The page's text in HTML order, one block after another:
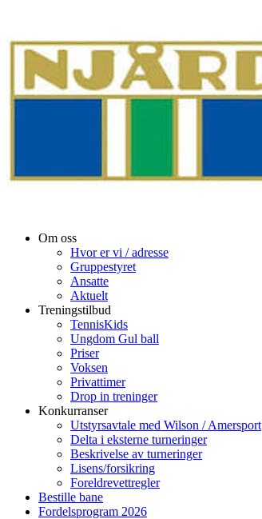
Om oss
Hvor er vi / adresse
Gruppestyret
Ansatte
Aktuelt
Treningstilbud
TennisKids
Ungdom Gul ball
Priser
Voksen
Privattimer
Drop in treninger
Konkurranser
Utstyrsavtale med Wilson / Amersport
Delta i eksterne turneringer
Beskrivelse av turneringer
Lisens/forsikring
Foreldrevettregler
Bestille bane
Fordelsprogram 2026